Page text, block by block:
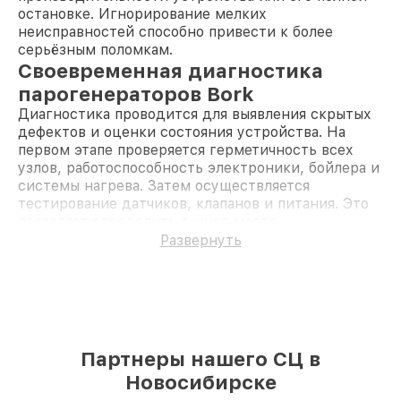
остановке. Игнорирование мелких
неисправностей способно привести к более
серьёзным поломкам.
Своевременная диагностика
парогенераторов Bork
Диагностика проводится для выявления скрытых
дефектов и оценки состояния устройства. На
первом этапе проверяется герметичность всех
узлов, работоспособность электроники, бойлера и
системы нагрева. Затем осуществляется
тестирование датчиков, клапанов и питания. Это
неисправности и предотвратить возможные
мастерской
Предоставляется гарантия на выполненные
Развернуть
Партнеры нашего СЦ в
Новосибирске